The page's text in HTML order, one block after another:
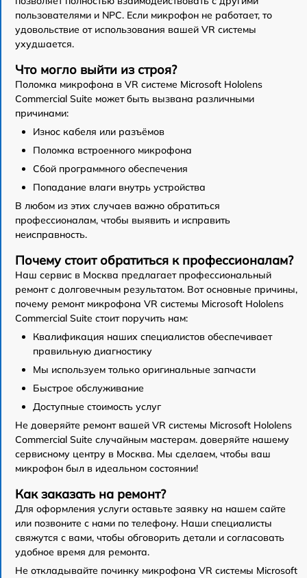
пользователями и NPC. Если микрофон не работает, то
удовольствие от использования вашей VR системы
ухудшается.
Что могло выйти из строя?
Поломка микрофона в VR системе Microsoft Hololens
Commercial Suite может быть вызвана различными
причинами:
Износ кабеля или разъёмов
Поломка встроенного микрофона
Сбой программного обеспечения
Попадание влаги внутрь устройства
В любом из этих случаев важно обратиться
профессионалам, чтобы выявить и исправить
неисправность.
Почему стоит обратиться к профессионалам?
Наш сервис в Москва предлагает профессиональный
ремонт с долговечным результатом. Вот основные причины,
почему ремонт микрофона VR системы Microsoft Hololens
Commercial Suite стоит поручить нам:
Квалификация наших специалистов обеспечивает
правильную диагностику
Мы используем только оригинальные запчасти
Быстрое обслуживание
Доступные стоимость услуг
Не доверяйте ремонт вашей VR системы Microsoft Hololens
Commercial Suite случайным мастерам. доверяйте нашему
сервисному центру в Москва. Мы сделаем, чтобы ваш
микрофон был в идеальном состоянии!
Как заказать на ремонт?
Для оформления услуги оставьте заявку на нашем сайте
или позвоните с нами по телефону. Наши специалисты
свяжутся с вами, чтобы обговорить детали и согласовать
удобное время для ремонта.
Не откладывайте починку микрофона VR системы Microsoft